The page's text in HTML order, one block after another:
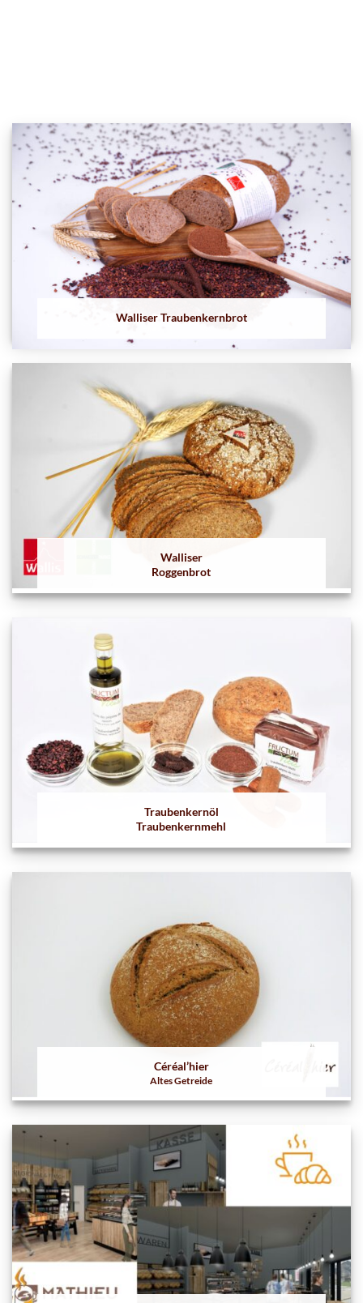
Walliser Traubenkernbrot
Walliser
Roggenbrot
Traubenkernöl
Traubenkernmehl
Céréal’hier
Altes Getreide